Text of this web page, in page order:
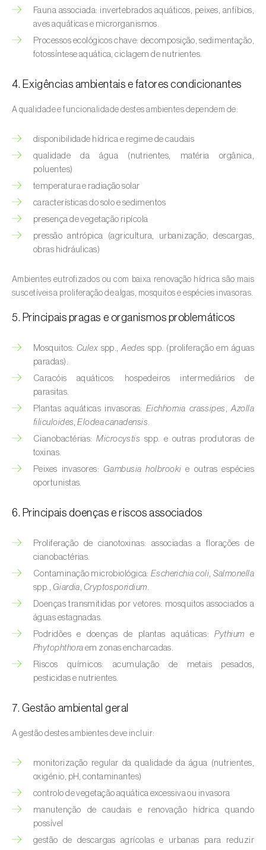
Beterraba (Beta spp.)
Buxo (Buxus sempervirens L. )
Cacaueiro (Theobroma cacao )
Cafeeiro (Coffea spp.)
Cajueiro (Anacardium occidentale)
Cana-de-açúcar (
Cânhamo / Canábis (Cannabis sativa
Carambola (Averrhoa carambola
Carpino-europeu (Carpinus betulus)
Castanheiro (Castanea sativa)
Cebola (Allium cepa )
Cedro (Cedrus spp. )
Cenoura ( Daucus carota
Centeio (
Cerejeira (Prunus avium L.
Cevada (
Cherovia / Pastinaca (
Colza (Brassica napus
Coqueiro (Cocos nucifera
Courgette ( Cucurbita pepo)
Couve (Brassica oleracea)
Craveiro (Dianthus caryophyllus
Crisântemo (
Damasqueiro / Alperce (
Diospireiro (Diospyros spp.
Dracena (Dracaena spp.)
Endívia (Cichorium intybus)
Ervilha ( Pisum sativum
Espargo (Asparagus officinalis)
Fauna associada: invertebrados aquáticos, peixes, anfíbios,
aves aquáticas e microrganismos.
Processos ecológicos chave: decomposição, sedimentação,
fotossíntese aquática, ciclagem de nutrientes.
4. Exigências ambientais e fatores condicionantes
A qualidade e funcionalidade destes ambientes dependem de:
disponibilidade hídrica e regime de caudais
qualidade da água (nutrientes, matéria orgânica,
poluentes)
temperatura e radiação solar
características do solo e sedimentos
presença de vegetação ripícola
pressão antrópica (agricultura, urbanização, descargas,
obras hidráulicas)
Ambientes eutrofizados ou com baixa renovação hídrica são mais
suscetíveis a proliferação de algas, mosquitos e espécies invasoras.
5. Principais pragas e organismos problemáticos
Mosquitos: Culex spp.,Aedes spp. (proliferação em águas
paradas).
Caracóis aquáticos: hospedeiros intermediários de
parasitas.
Plantas aquáticas invasoras:Eichhornia crassipes ,Azolla
filiculoides,Elodea canadensis.
Cianobactérias:Microcystis spp. e outras produtoras de
toxinas.
Peixes invasores: Gambusia holbrooki e outras espécies
oportunistas.
6. Principais doenças e riscos associados
Proliferação de cianotoxinas: associadas a florações de
cianobactérias.
Contaminação microbiológica: Escherichia coli, Salmonella
spp., Giardia, Cryptosporidium.
Doenças transmitidas por vetores: mosquitos associados a
águas estagnadas.
Podridões e doenças de plantas aquáticas:Pythium e
Phytophthora em zonas encharcadas.
Riscos químicos: acumulação de metais pesados,
pesticidas e nutrientes.
7. Gestão ambiental geral
A gestão destes ambientes deve incluir:
monitorização regular da qualidade da água (nutrientes,
oxigénio, pH, contaminantes)
controlo de vegetação aquática excessiva ou invasora
manutenção de caudais e renovação hídrica quando
possível
gestão de descargas agrícolas e urbanas para reduzir